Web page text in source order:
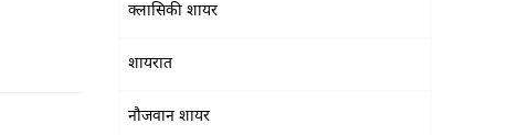
क्लासिकी शायर
शायरात
नौजवान शायर